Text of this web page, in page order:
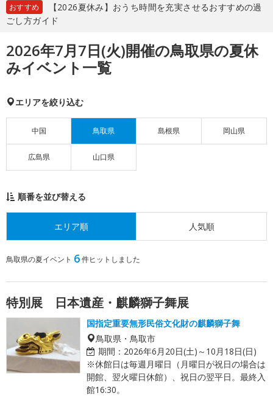
おすすめ
【2026夏休み】おうち時間を充実させるおすすめの過
ごし方ガイド
2026年7月7日(火)開催の鳥取県の夏休
みイベント一覧
エリアを絞り込む
中国 鳥取県 島根県 岡山県
広島県 山口県
順番を並び替える
エリア順 人気順
鳥取県の夏イベント 6件ヒットしました
特別展 日本遺産・麒麟獅子舞展
国指定重要無形民俗文化財の麒麟獅子舞
鳥取県・鳥取市
期間： 2026年6月20日(土)～10月18日(日)
※休館日は毎週月曜日（月曜日が祝日の場合は
開館、翌火曜日休館）、祝日の翌平日。最終入
館16:30。